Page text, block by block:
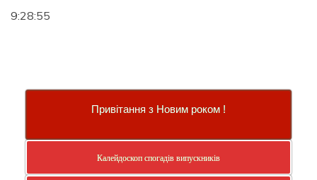
9:28:56
Привітання з Новим роком !
Калейдоскоп спогадів випускників